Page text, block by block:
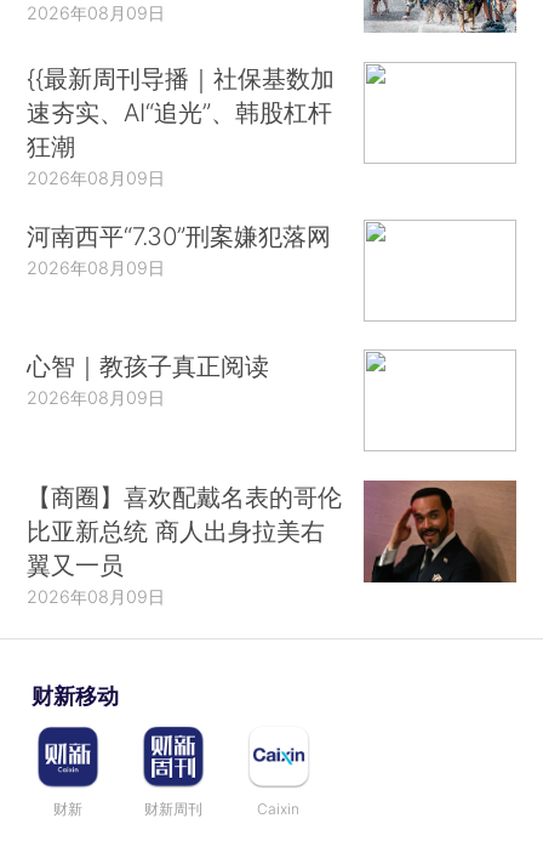
2026年08月09日
{{最新周刊导播｜社保基数加
速夯实、AI“追光”、韩股杠杆
狂潮
2026年08月09日
河南西平“7.30”刑案嫌犯落网
2026年08月09日
心智｜教孩子真正阅读
2026年08月09日
【商圈】喜欢配戴名表的哥伦
比亚新总统 商人出身拉美右
翼又一员
2026年08月09日
财新移动
财新 财新周刊 Caixin